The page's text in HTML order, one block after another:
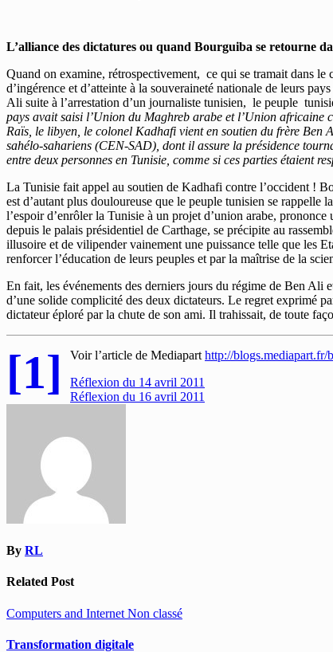
L’alliance des dictatures ou quand Bourguiba se retourne
Quand on examine, rétrospectivement, ce qui se tramait dans le
d’ingérence et d’atteinte à la souveraineté nationale de leurs
Ali suite à l’arrestation d’un journaliste tunisien, le peuple
pays avait saisi l’Union du Maghreb arabe et l’Union africaine
Raïs, le libyen, le colonel Kadhafi vient en soutien du frère
sahélo-sahariens (CEN-SAD), dont il assure la présidence
entre deux personnes en Tunisie, comme si ces parties étaient
La Tunisie fait appel au soutien de Kadhafi contre l’occident !
est d’autant plus douloureuse que le peuple tunisien se
l’espoir d’enrôler la Tunisie à un projet d’union arabe,
depuis le palais présidentiel de Carthage, se précipite au
illusoire et de vilipender vainement une puissance telle que les
renforcer l’éducation de leurs peuples et par la maîtrise de la
En fait, les événements des derniers jours du régime de Ben Ali
d’une solide complicité des deux dictateurs. Le regret exprimé
dictateur éploré par la chute de son ami. Il trahissait, de toute
[1] Voir l’article de Mediapart http://blogs.mediapart.fr/
Navigation
de
Réflexion du 14 avril 2011
Réflexion du 16 avril 2011
By RL
Related Post
Computers and Internet Non classé
Transformation digitale